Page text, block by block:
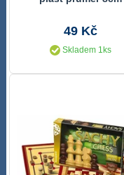
49 Kč
Skladem 1ks